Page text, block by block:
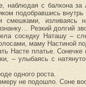
наблюдая с балкона
подобравшись
изливаясь
Резкий долгий
соседку Наташу –
маму Настиной
Насте платье.
– улыбаясь с
одного роста.
не подошло. Соне